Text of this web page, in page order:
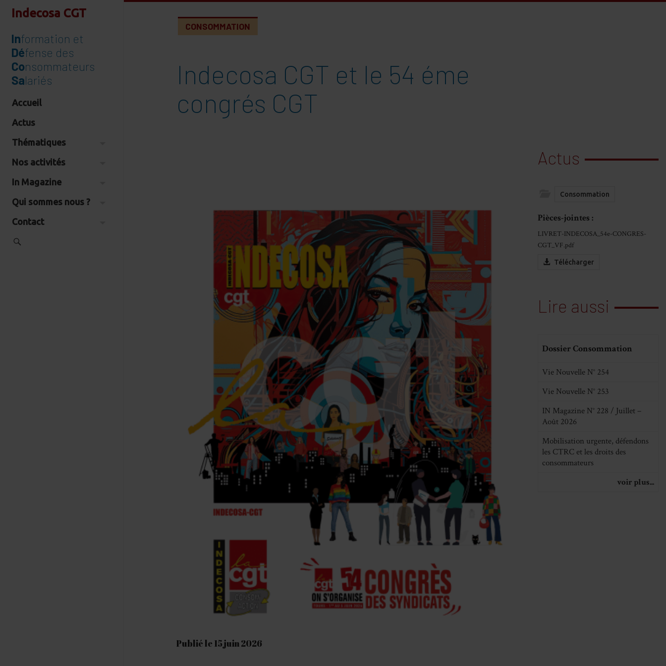
Indecosa CGT
Information et
Défense des
Consommateurs
Salariés
Accueil
Actus
Thématiques
Nos activités
In Magazine
Qui sommes nous ?
Contact
CONSOMMATION
Indecosa CGT et le 54 éme
congrés CGT
Publié le 15 juin 2026
Actus
Consommation
Pièces-jointes :
LIVRET-INDECOSA_54e-CONGRES-
CGT_VF.pdf
Télécharger
Lire aussi
Dossier Consommation
Vie Nouvelle N° 254
Vie Nouvelle N° 253
IN Magazine N° 228 / Juillet –
Août 2026
Mobilisation urgente, défendons
les CTRC et les droits des
consommateurs
voir plus...